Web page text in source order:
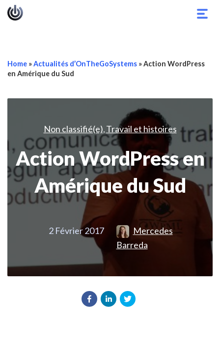
Home »Actualités d’OnTheGoSystems »Action WordPress
en Amérique du Sud
Non classifié(e), Travail et histoires
Action WordPress en
Amérique du Sud
2 Février 2017
Mercedes
Barreda